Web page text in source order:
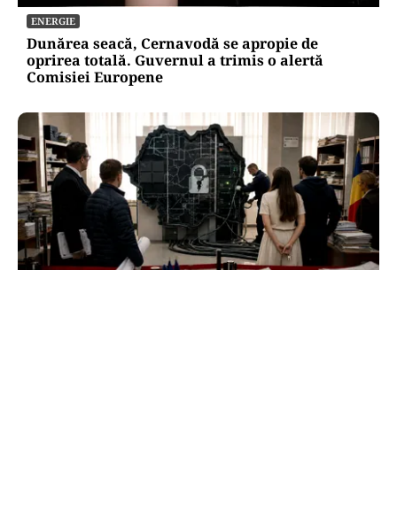
ENERGIE
Dunărea seacă, Cernavodă se apropie de
oprirea totală. Guvernul a trimis o alertă
Comisiei Europene